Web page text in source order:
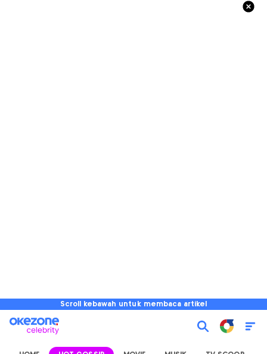
Scroll kebawah untuk membaca artikel